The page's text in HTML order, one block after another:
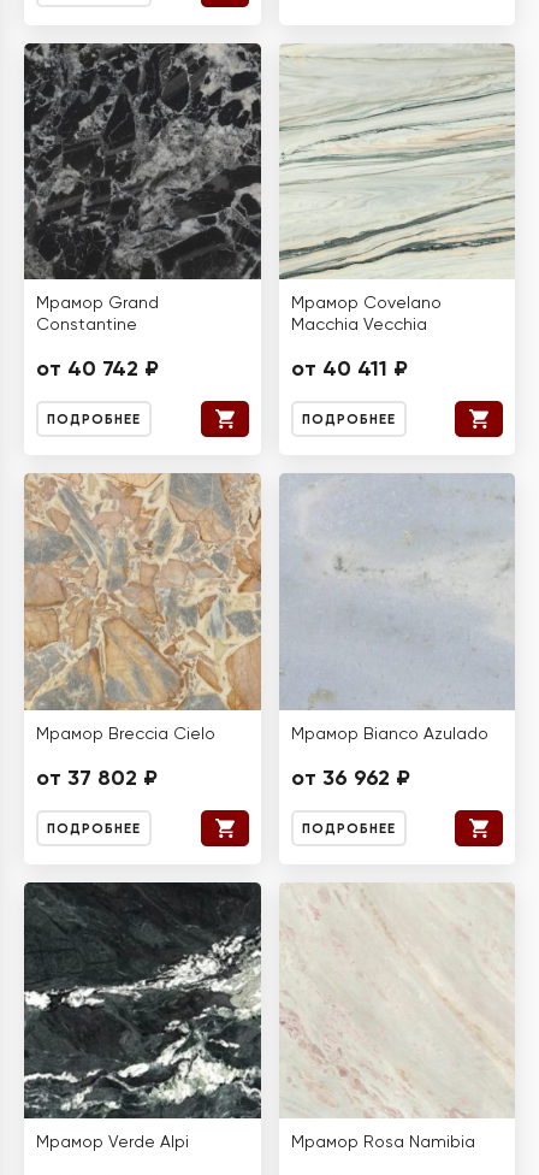
Мрамор Grand
Constantine
от 40 742 ₽
ПОДРОБНЕЕ
Мрамор Covelano
Macchia Vecchia
от 40 411 ₽
ПОДРОБНЕЕ
Мрамор Breccia Cielo
от 37 802 ₽
ПОДРОБНЕЕ
Мрамор Bianco Azulado
от 36 962 ₽
ПОДРОБНЕЕ
Мрамор Verde Alpi Мрамор Rosa Namibia